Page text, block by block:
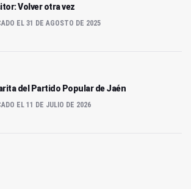
Volver otra vez
EL 31 DE AGOSTO DE 2025
del Partido Popular de Jaén
EL 11 DE JULIO DE 2026